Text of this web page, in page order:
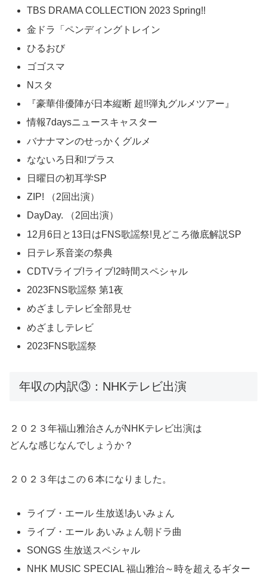
TBS DRAMA COLLECTION 2023 Spring!!
金ドラ「ペンディングトレイン
ひるおび
ゴゴスマ
Nスタ
『豪華俳優陣が日本縦断 超!!弾丸グルメツアー』
情報7daysニュースキャスター
バナナマンのせっかくグルメ
なないろ日和!プラス
日曜日の初耳学SP
ZIP! （2回出演）
DayDay. （2回出演）
12月6日と13日はFNS歌謡祭!見どころ徹底解説SP
日テレ系音楽の祭典
CDTVライブ!ライブ!2時間スペシャル
2023FNS歌謡祭 第1夜
めざましテレビ全部見せ
めざましテレビ
2023FNS歌謡祭
年収の内訳③：NHKテレビ出演
２０２３年福山雅治さんがNHKテレビ出演は
どんな感じなんでしょうか？
２０２３年はこの６本になりました。
ライブ・エール 生放送!あいみょん
ライブ・エール あいみょん朝ドラ曲
SONGS 生放送スペシャル
NHK MUSIC SPECIAL 福山雅治～時を超えるギター